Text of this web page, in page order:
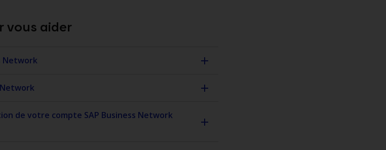
vous aider
Network
de votre compte SAP Business Network